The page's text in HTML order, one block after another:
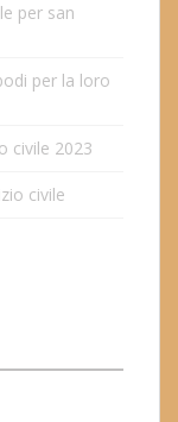
per san
per la loro
civile 2023
civile